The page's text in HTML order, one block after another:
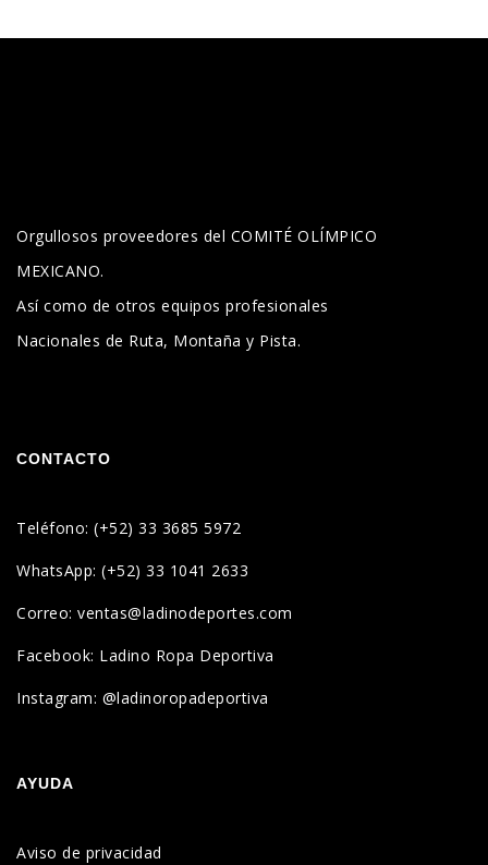
Orgullosos proveedores del COMITÉ OLÍMPICO
MEXICANO.
Así como de otros equipos profesionales
Nacionales de Ruta, Montaña y Pista.
CONTACTO
Teléfono: (+52) 33 3685 5972
WhatsApp: (+52) 33 1041 2633
Correo: ventas@ladinodeportes.com
Facebook: Ladino Ropa Deportiva
Instagram: @ladinoropadeportiva
AYUDA
Aviso de privacidad